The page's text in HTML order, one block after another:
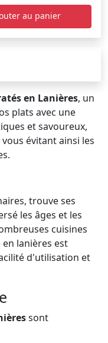
au panier
en Lanières, un
plats avec une
et savoureux,
évitant ainsi les
trouve ses
les âges et les
cuisines
lanières est
d'utilisation et
sont